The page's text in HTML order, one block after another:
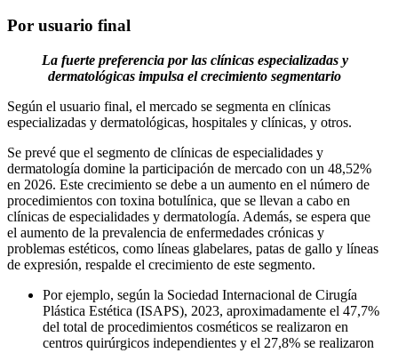
Por usuario final
La fuerte preferencia por las clínicas especializadas y
dermatológicas impulsa el crecimiento segmentario
Según el usuario final, el mercado se segmenta en clínicas
especializadas y dermatológicas, hospitales y clínicas, y otros.
Se prevé que el segmento de clínicas de especialidades y
dermatología domine la participación de mercado con un 48,52%
en 2026. Este crecimiento se debe a un aumento en el número de
procedimientos con toxina botulínica, que se llevan a cabo en
clínicas de especialidades y dermatología. Además, se espera que
el aumento de la prevalencia de enfermedades crónicas y
problemas estéticos, como líneas glabelares, patas de gallo y líneas
de expresión, respalde el crecimiento de este segmento.
Por ejemplo, según la Sociedad Internacional de Cirugía
Plástica Estética (ISAPS), 2023, aproximadamente el 47,7%
del total de procedimientos cosméticos se realizaron en
centros quirúrgicos independientes y el 27,8% se realizaron